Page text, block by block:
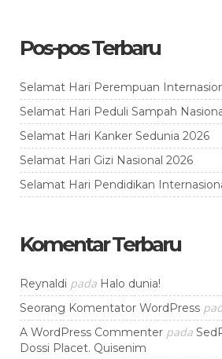
Pos-pos Terbaru
Selamat Hari Perempuan
Selamat Hari Peduli Sampah
Selamat Hari Kanker Sedunia 2026
Selamat Hari Gizi Nasional 2026
Selamat Hari Pendidikan
Komentar Terbaru
Reynaldi pada Halo dunia!
Seorang Komentator WordPress
A WordPress Commenter pada
Dossi Placet. Quisenim